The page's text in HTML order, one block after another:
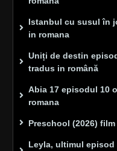
Istanbul cu susul în
in romana
Uniți de destin
tradus in română
Abia 17 episodul 10
romana
Preschool (2026)
Leyla, ultimul episod